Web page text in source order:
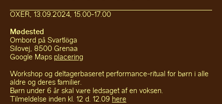
OXER, 13.09.2024, 15.00-17.00
Mødested
Ombord på Svartlöga
Silovej, 8500 Grenaa
Google Maps placering
Workshop og deltagerbaseret performance-ritual for børn i alle
aldre og deres familier.
Børn under 6 år skal være ledsaget af en voksen.
Tilmeldelse inden kl. 12 d. 12.09 here